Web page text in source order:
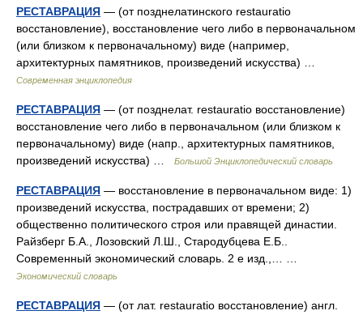
РЕСТАВРАЦИЯ — (от позднелатинского restauratio
восстановление), восстановление чего либо в первоначальном
(или близком к первоначальному) виде (например,
архитектурных памятников, произведений искусства) …
Современная энциклопедия
РЕСТАВРАЦИЯ — (от позднелат. restauratio восстановление)
восстановление чего либо в первоначальном (или близком к
первоначальному) виде (напр., архитектурных памятников,
произведений искусства) …
Большой Энциклопедический словарь
РЕСТАВРАЦИЯ — восстановление в первоначальном виде: 1)
произведений искусства, пострадавших от времени; 2)
общественно политического строя или правящей династии.
Райзберг Б.А., Лозовский Л.Ш., Стародубцева Е.Б..
Современный экономический словарь. 2 е изд.,… …
Экономический словарь
РЕСТАВРАЦИЯ — (от лат. restauratio восстановление) англ.